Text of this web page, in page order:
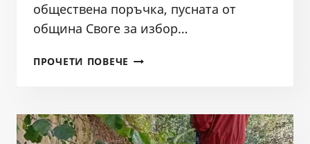
обществена поръчка, пусната от
община Своге за избор…
ПРОЧЕТИ ПОВЕЧЕ ПРОТЕСТ
„ПОЧИСТВАНЕ“
НА